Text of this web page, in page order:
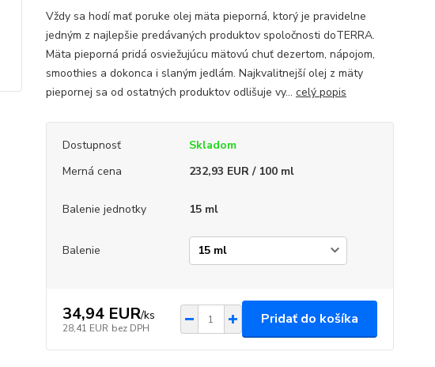
Vždy sa hodí mať poruke olej mäta pieporná, ktorý je pravidelne
jedným z najlepšie predávaných produktov spoločnosti doTERRA.
Mäta pieporná pridá osviežujúcu mätovú chuť dezertom, nápojom,
smoothies a dokonca i slaným jedlám. Najkvalitnejší olej z mäty
piepornej sa od ostatných produktov odlišuje vy... celý popis
Dostupnosť
Skladom
Merná cena
232,93 EUR / 100 ml
Balenie jednotky 15 ml
Balenie
34,94 EUR/ks
28,41 EUR bez DPH
Pridať do košíka